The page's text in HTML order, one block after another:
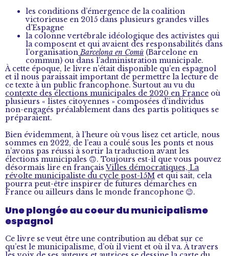
les conditions d’émergence de la coalition
victorieuse en 2015 dans plusieurs grandes villes
d’Espagne
la colonne vertébrale idéologique des activistes qui
la composent et qui avaient des responsabilités dans
l’organisation Barcelona en Comù (Barcelone en
commun) ou dans l’administration municipale.
À cette époque, le livre n’était disponible qu’en espagnol
et il nous paraissait important de permettre la lecture de
ce texte à un public francophone. Surtout au vu du
contexte des élections municipales de 2020 en France où
plusieurs « listes citoyennes » composées d’individus
non-engagés préalablement dans des partis politiques se
préparaient.
Bien évidemment, à l’heure où vous lisez cet article, nous
sommes en 2022, de l’eau a coulé sous les ponts et nous
n’avons pas réussi à sortir la traduction avant les
élections municipales 🙃. Toujours est-il que vous pouvez
désormais lire en françaisVilles démocratiques, La
révolte municipaliste du cycle post-15M et qui sait, cela
pourra peut-être inspirer de futures démarches en
France ou ailleurs dans le monde francophone 😉.
Une plongée au coeur du municipalisme
espagnol
Ce livre se veut être une contribution au débat sur ce
qu’est le municipalisme, d’où il vient et où il va. À travers